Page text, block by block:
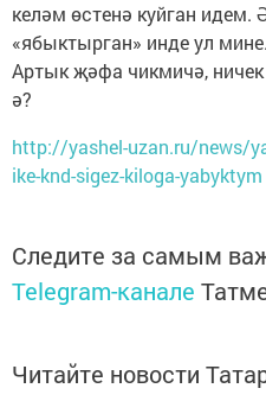
келәм өстенә куйган идем.
«ябыктырган» инде ул мине.
Артык җәфа чикмичә,
ә?
http://yashel-uzan.ru/news/
ike-knd-sigez-kiloga-yabyktym
Следите за самым
Telegram-канале
Читайте новости